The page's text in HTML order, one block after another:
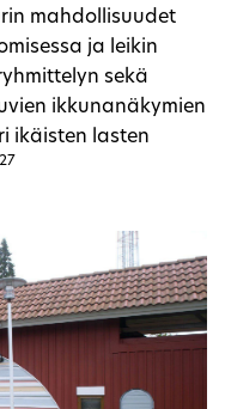
mahdollisuudet
ja leikin
sekä
ikkunanäkymien
ikäisten lasten
27